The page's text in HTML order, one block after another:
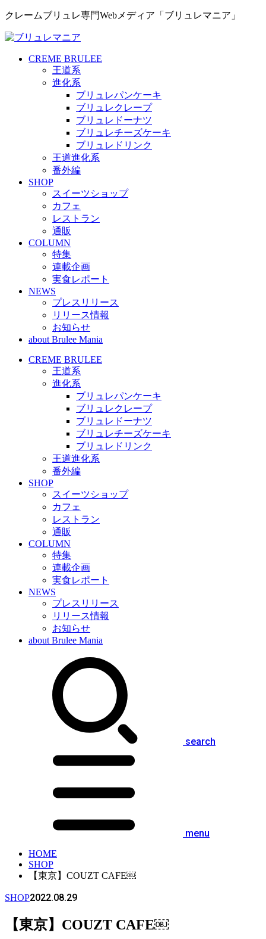
クレームブリュレ専門Webメディア「ブリュレマニア」
CREME BRULEE
王道系
進化系
ブリュレパンケーキ
ブリュレクレープ
ブリュレドーナツ
ブリュレチーズケーキ
ブリュレドリンク
王道進化系
番外編
SHOP
スイーツショップ
カフェ
レストラン
通販
COLUMN
特集
連載企画
実食レポート
NEWS
プレスリリース
リリース情報
お知らせ
about Brulee Mania
CREME BRULEE
王道系
進化系
ブリュレパンケーキ
ブリュレクレープ
ブリュレドーナツ
ブリュレチーズケーキ
ブリュレドリンク
王道進化系
番外編
SHOP
スイーツショップ
カフェ
レストラン
通販
COLUMN
特集
連載企画
実食レポート
NEWS
プレスリリース
リリース情報
お知らせ
about Brulee Mania
search
menu
HOME
SHOP
【東京】COUZT CAFE￼
SHOP2022.08.29
【東京】COUZT CAFE￼